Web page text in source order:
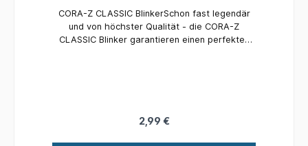
CORA-Z CLASSIC BlinkerSchon fast legendär
und von höchster Qualität - die CORA-Z
CLASSIC Blinker garantieren einen perfekten
2,99 €